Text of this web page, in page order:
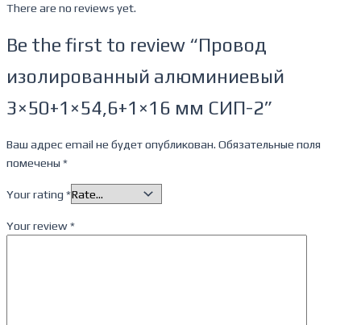
There are no reviews yet.
Be the first to review “Провод
изолированный алюминиевый
3×50+1×54,6+1×16 мм СИП-2”
Ваш адрес email не будет опубликован. Обязательные поля
помечены *
Your rating *
Your review*